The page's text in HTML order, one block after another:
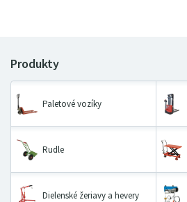
Paletové vozíky
Rudle
Dielenské žeriavy a hevery